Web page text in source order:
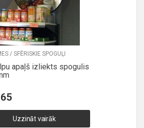
/ SFĒRISKIE SPOGUĻI
apaļš izliekts spogulis
Uzzināt vairāk